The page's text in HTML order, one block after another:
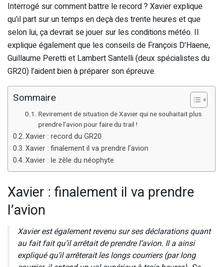
Interrogé sur comment battre le record ? Xavier explique
qu’il part sur un temps en deçà des trente heures et que
selon lui, ça devrait se jouer sur les conditions météo. Il
explique également que les conseils de François D’Haene,
Guillaume Peretti et Lambert Santelli (deux spécialistes du
GR20) l’aident bien à préparer son épreuve.
Sommaire
Revirement de situation de Xavier qui ne souhaitait plus
prendre l’avion pour faire du trail !
Xavier : record du GR20
Xavier : finalement il va prendre l’avion
Xavier : le zèle du néophyte
Xavier : finalement il va prendre
l’avion
Xavier est également revenu sur ses déclarations quant
au fait fait qu’il arrêtait de prendre l’avion. Il a ainsi
expliqué qu’il arrêterait les longs courriers (par long